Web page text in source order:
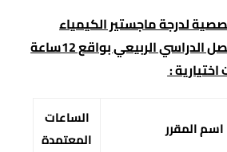
لدرجة ماجستير الكيمياء
الدراسي الربيعي بواقع12ساعة
اسم المقرر
الساعات
المعتمدة